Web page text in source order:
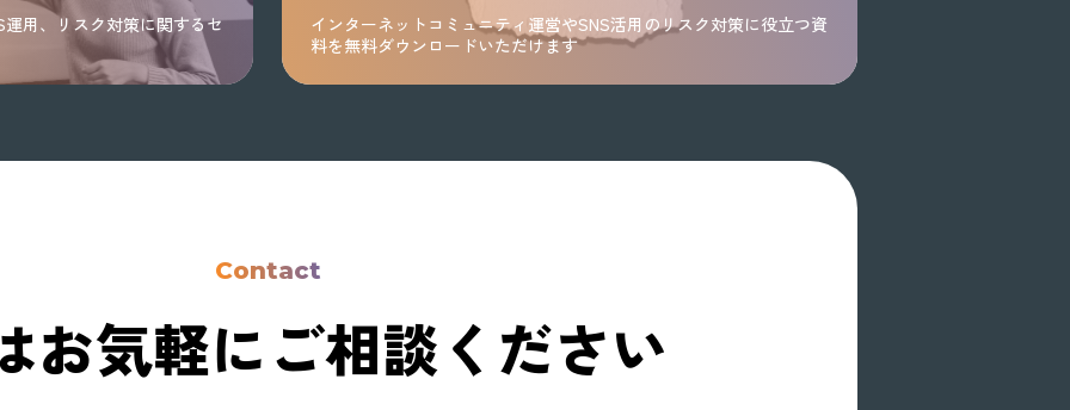
用、リスク対策に関するセ
インターネットコミュニティ運営やSNS活用のリスク対策に役立つ資
料を無料ダウンロードいただけます
Contact
お気軽にご相談ください